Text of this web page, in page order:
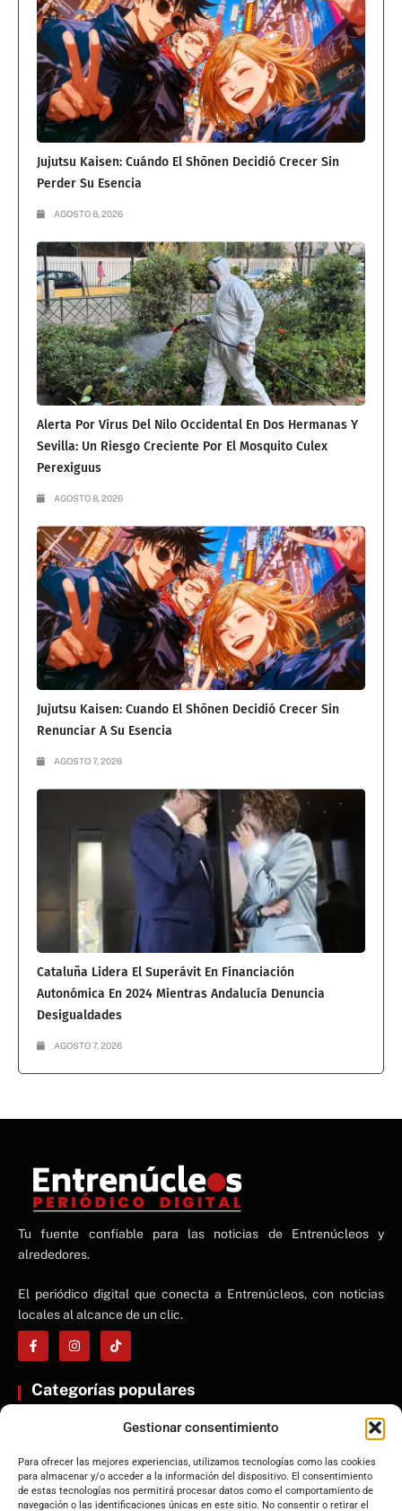
Gestionar consentimiento
Para ofrecer las mejores experiencias, utilizamos tecnologías como las cookies
para almacenar y/o acceder a la información del dispositivo. El consentimiento
de estas tecnologías nos permitirá procesar datos como el comportamiento de
navegación o las identificaciones únicas en este sitio. No consentir o retirar el
Jujutsu Kaisen: Cuándo El Shōnen Decidió Crecer Sin
Perder Su Esencia
AGOSTO 8, 2026
Alerta Por Virus Del Nilo Occidental En Dos Hermanas Y
Sevilla: Un Riesgo Creciente Por El Mosquito Culex
Perexiguus
AGOSTO 8, 2026
Jujutsu Kaisen: Cuando El Shōnen Decidió Crecer Sin
Renunciar A Su Esencia
AGOSTO 7, 2026
Cataluña Lidera El Superávit En Financiación
Autonómica En 2024 Mientras Andalucía Denuncia
Desigualdades
AGOSTO 7, 2026
NE
NEWS ELEMENTOR
Tu fuente confiable para las noticias de Entrenúcleos y
alrededores.
El periódico digital que conecta a Entrenúcleos, con noticias
locales al alcance de un clic.
Categorías populares
Sevilla
Andalucía